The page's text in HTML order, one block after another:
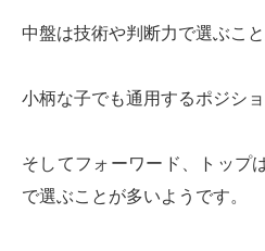
中盤は技術や判断力で選ぶこと
小柄な子でも通用するポジシ
そしてフォーワード、トップ
で選ぶことが多いようです。